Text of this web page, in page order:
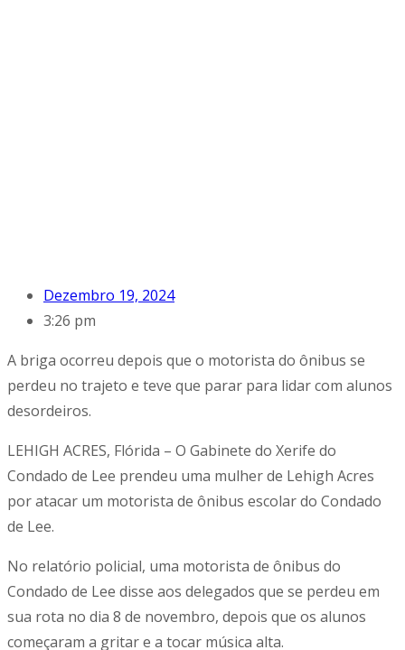
Dezembro 19, 2024
3:26 pm
A briga ocorreu depois que o motorista do ônibus se
perdeu no trajeto e teve que parar para lidar com alunos
desordeiros.
LEHIGH ACRES, Flórida – O Gabinete do Xerife do
Condado de Lee prendeu uma mulher de Lehigh Acres
por atacar um motorista de ônibus escolar do Condado
de Lee.
No relatório policial, uma motorista de ônibus do
Condado de Lee disse aos delegados que se perdeu em
sua rota no dia 8 de novembro, depois que os alunos
começaram a gritar e a tocar música alta.